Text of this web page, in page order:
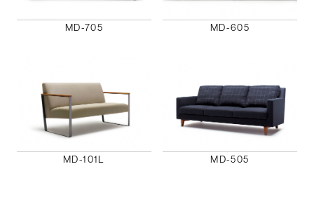
MD-705 MD-605
MD-101L MD-505